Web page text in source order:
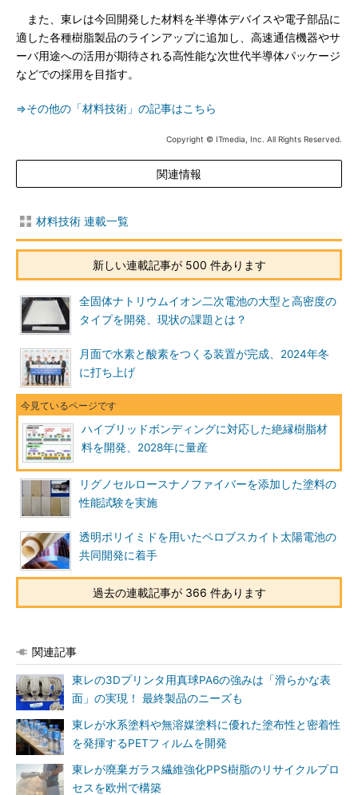
また、東レは今回開発した材料を半導体デバイスや電子部品に
適した各種樹脂製品のラインアップに追加し、高速通信機器やサ
ーバ用途への活用が期待される高性能な次世代半導体パッケージ
などでの採用を目指す。
⇒その他の「材料技術」の記事はこちら
Copyright © ITmedia, Inc. All Rights Reserved.
関連情報
材料技術 連載一覧
新しい連載記事が 500 件あります
全固体ナトリウムイオン二次電池の大型と高密度の
タイプを開発、現状の課題とは？
月面で水素と酸素をつくる装置が完成、2024年冬
に打ち上げ
ハイブリッドボンディングに対応した絶縁樹脂材
料を開発、2028年に量産
リグノセルロースナノファイバーを添加した塗料の
性能試験を実施
透明ポリイミドを用いたペロブスカイト太陽電池の
共同開発に着手
過去の連載記事が 366 件あります
関連記事
東レの3Dプリンタ用真球PA6の強みは「滑らかな表
面」の実現！ 最終製品のニーズも
東レが水系塗料や無溶媒塗料に優れた塗布性と密着性
を発揮するPETフィルムを開発
東レが廃棄ガラス繊維強化PPS樹脂のリサイクルプロ
セスを欧州で構築